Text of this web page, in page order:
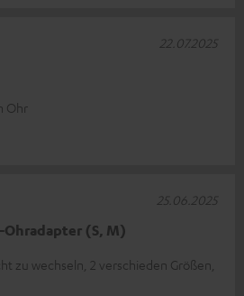
Ohr
22.07.2025
Ohradapter (S, M)
zu wechseln, 2 verschieden Größen,
25.06.2025